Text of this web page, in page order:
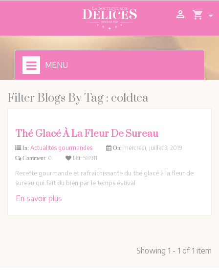
shopping_cart

MENU
Filter Blogs By Tag : coldtea
Thé Glacé À La Fleur De Sureau
In: Actualités gourmandes On: mercredi, juillet 3, 2019
Comment: 0 Hit: 58911
Recette gourmande et rafraîchissante du thé glacé à la fleur de
sureau qui fait du bien par le temps estival
En savoir plus
Showing 1 - 1 of 1 item